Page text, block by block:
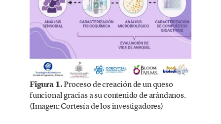
Figura 1.Proceso de creación de un queso
funcional gracias a su contenido de arándanos.
(Imagen: Cortesía de los investigadores)